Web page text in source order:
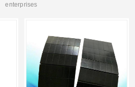
enterprises